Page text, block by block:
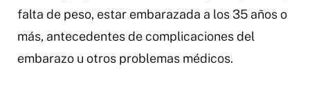
falta de peso, estar embarazada a los 35 años o
más, antecedentes de complicaciones del
embarazo u otros problemas médicos.